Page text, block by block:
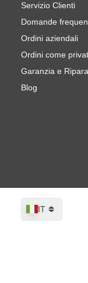
Servizio Clienti
Domande
Ordini aziendali
Ordini come
Garanzia e
Blog
Lingua
IT